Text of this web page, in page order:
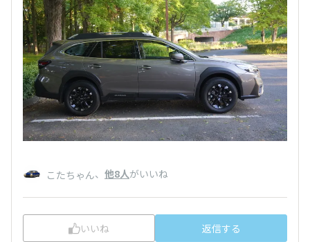
こたちゃん、 他8人がいいね
いいね 返信する